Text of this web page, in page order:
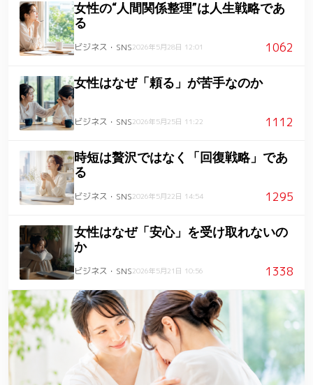
女性の“人間関係整理”は人生戦略であ
る
ビジネス・SNS2026年5月28日 12:01 1062
女性はなぜ「頼る」が苦手なのか
ビジネス・SNS2026年5月25日 11:22 1112
時短は贅沢ではなく「回復戦略」であ
る
ビジネス・SNS2026年5月22日 14:54 1295
女性はなぜ「安心」を受け取れないの
か
ビジネス・SNS2026年5月21日 10:56 1338